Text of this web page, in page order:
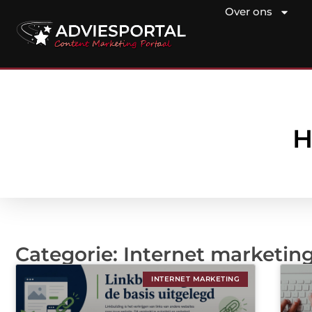
Over ons
Categorie: Internet
INTERNET MARKETING